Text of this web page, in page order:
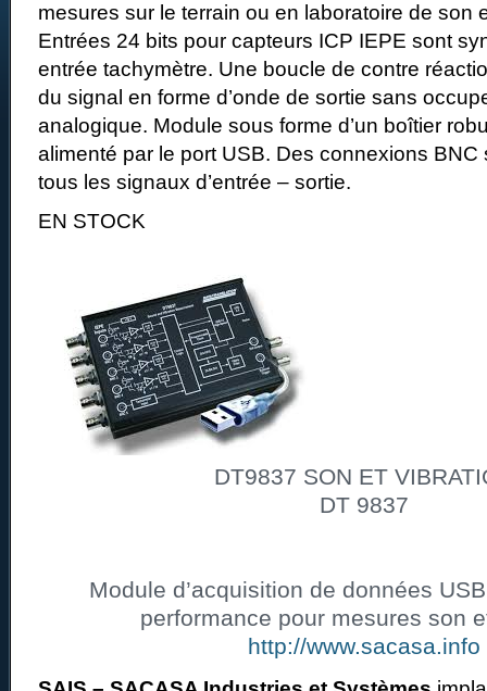
mesures sur le terrain ou en laboratoire de son
Entrées 24 bits pour capteurs ICP IEPE sont
entrée tachymètre. Une boucle de contre
du signal en forme d’onde de sortie sans
analogique. Module sous forme d’un boîtier
alimenté par le port USB. Des connexions
tous les signaux d’entrée – sortie.
EN STOCK
DT9837 SON ET
DT 9837
Module d’acquisition de données
performance pour mesures son
http://www.sacasa.info